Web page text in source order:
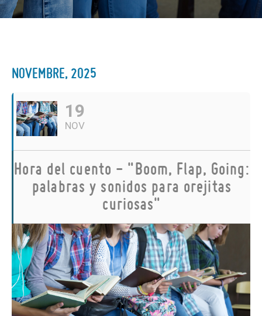
NOVEMBRE, 2025
19
NOV
Hora del cuento - "Boom, Flap, Going:
palabras y sonidos para orejitas
curiosas"